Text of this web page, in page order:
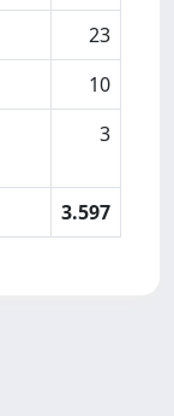
23
10
3
3.597